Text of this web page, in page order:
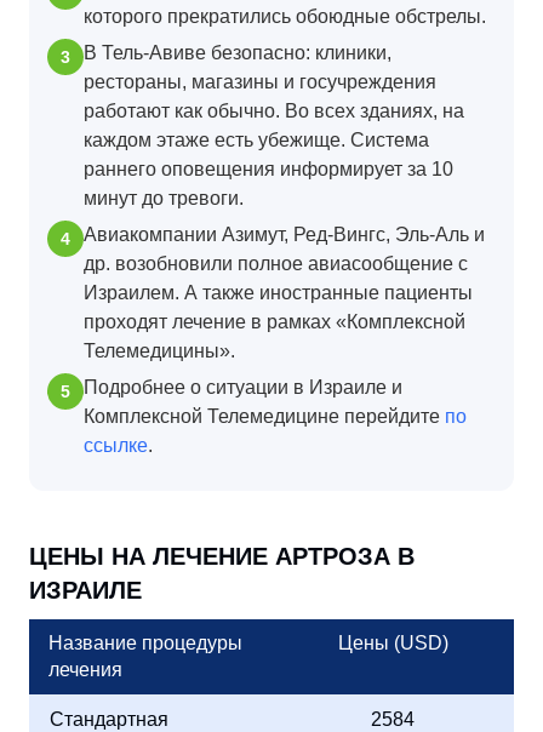
которого прекратились обоюдные обстрелы.
В Тель-Авиве безопасно: клиники,
рестораны, магазины и госучреждения
работают как обычно. Во всех зданиях, на
каждом этаже есть убежище. Система
раннего оповещения информирует за 10
минут до тревоги.
Авиакомпании Азимут, Ред-Вингс, Эль-Аль и
др. возобновили полное авиасообщение с
Израилем. А также иностранные пациенты
проходят лечение в рамках «Комплексной
Телемедицины».
Подробнее о ситуации в Израиле и
Комплексной Телемедицине перейдите по
ссылке.
ЦЕНЫ НА ЛЕЧЕНИЕ АРТРОЗА В
ИЗРАИЛЕ
Название процедуры
лечения
Цены (USD)
Стандартная
2584